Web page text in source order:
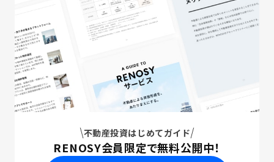
不動産投資はじめてガイド
RENOSY会員限定で無料公開中！